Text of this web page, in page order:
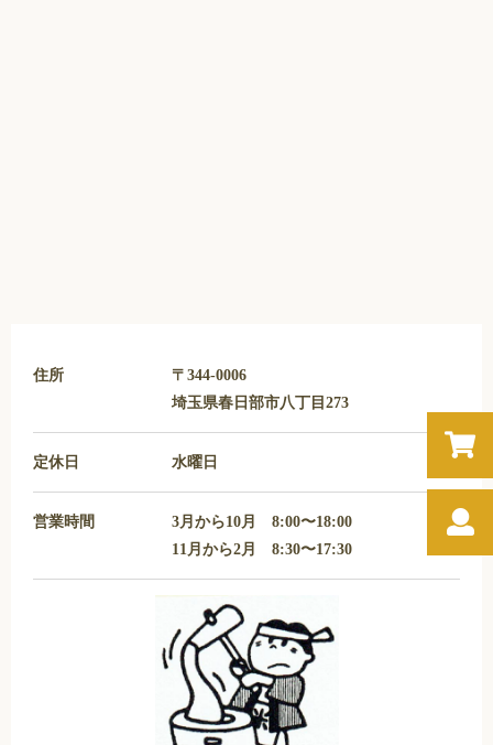
住所
〒344-0006
埼玉県春日部市八丁目273
定休日 水曜日
営業時間
3月から10月 8:00〜18:00
11月から2月 8:30〜17:30